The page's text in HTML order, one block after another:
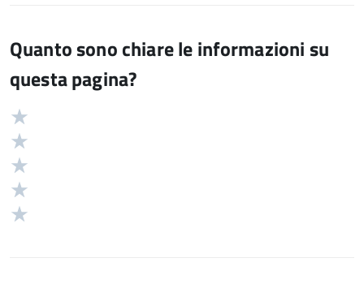
Quanto sono chiare le informazioni su
questa pagina?
Valutazione